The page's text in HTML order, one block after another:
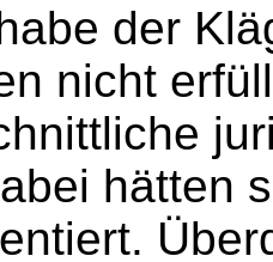
der
nicht
hätten